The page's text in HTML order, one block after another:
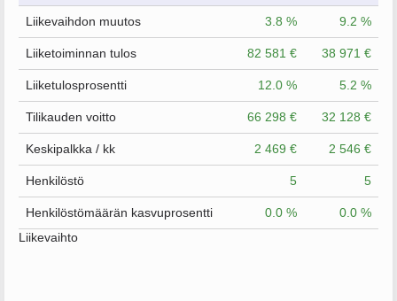
Liikevaihdon muutos 3.8 % 9.2 %
Liiketoiminnan tulos 82 581 € 38 971 €
Liiketulosprosentti 12.0 % 5.2 %
Tilikauden voitto 66 298 € 32 128 €
Keskipalkka / kk 2 469 € 2 546 €
Henkilöstö 5 5
Henkilöstömäärän kasvuprosentti 0.0 %
0.0 %
Liikevaihto